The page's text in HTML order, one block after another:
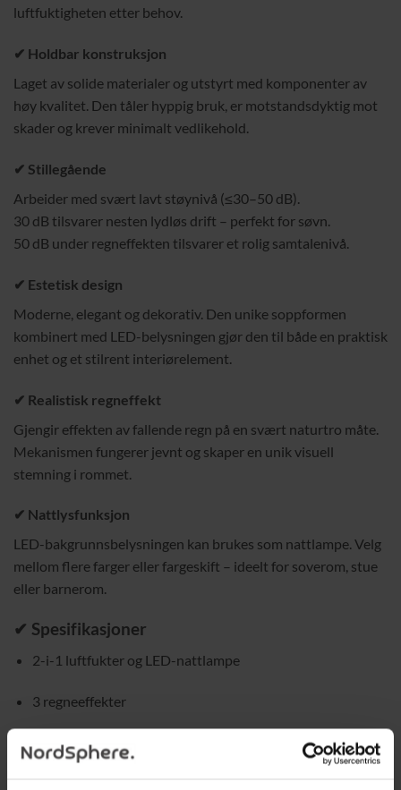
luftfuktigheten etter behov.
✔ Holdbar konstruksjon
Laget av solide materialer og utstyrt med komponenter av
høy kvalitet. Den tåler hyppig bruk, er motstandsdyktig mot
skader og krever minimalt vedlikehold.
✔ Stillegående
Arbeider med svært lavt støynivå (≤30–50 dB).
30 dB tilsvarer nesten lydløs drift – perfekt for søvn.
50 dB under regneffekten tilsvarer et rolig samtalenivå.
✔ Estetisk design
Moderne, elegant og dekorativ. Den unike soppformen
kombinert med LED-belysningen gjør den til både en praktisk
enhet og et stilrent interiørelement.
✔ Realistisk regneffekt
Gjengir effekten av fallende regn på en svært naturtro måte.
Mekanismen fungerer jevnt og skaper en unik visuell
stemning i rommet.
✔ Nattlysfunksjon
LED-bakgrunnsbelysningen kan brukes som nattlampe. Velg
mellom flere farger eller fargeskift – ideelt for soverom, stue
eller barnerom.
✔ Spesifikasjoner
2-i-1 luftfukter og LED-nattlampe
3 regneeffekter
Estetisk og unik design